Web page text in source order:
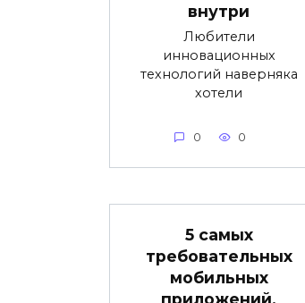
внутри
Любители
инновационных
технологий наверняка
хотели
0 0
5 самых
требовательных
мобильных
приложений,